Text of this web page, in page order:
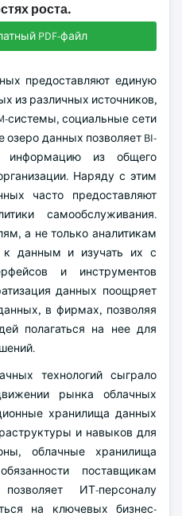
роста.
PDF-файл
предоставляют единую
из различных источников,
системы, социальные сети
озеро данных позволяет BI-
информацию из общего
Наряду с этим
часто предоставляют
самообслуживания.
а не только аналитикам
к данным и изучать их с
и инструментов
данных поощряет
в фирмах, позволяя
полагаться на нее для
технологий сыграло
рынка облачных
хранилища данных
и навыков для
облачные хранилища
поставщикам
ИТ-персоналу
на ключевых бизнес-